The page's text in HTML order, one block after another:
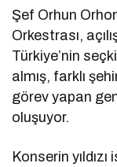
Şef Orhun
Orkestrası,
Türkiye’nin
almış, farklı
görev yapan
oluşuyor.
Konserin